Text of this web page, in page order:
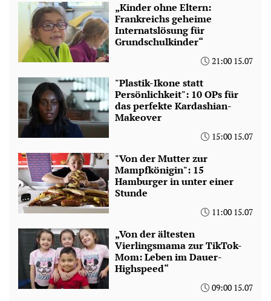
„Kinder ohne Eltern:
Frankreichs geheime
Internatslösung für
Grundschulkinder“
21:00 15.07
"Plastik-Ikone statt
Persönlichkeit": 10 OPs für
das perfekte Kardashian-
Makeover
15:00 15.07
"Von der Mutter zur
Mampfkönigin": 15
Hamburger in unter einer
Stunde
11:00 15.07
„Von der ältesten
Vierlingsmama zur TikTok-
Mom: Leben im Dauer-
Highspeed“
09:00 15.07